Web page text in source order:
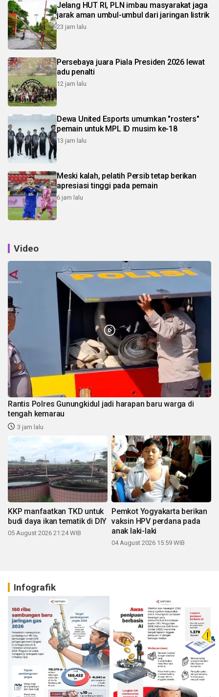
Jelang HUT RI, PLN imbau masyarakat jaga
jarak aman umbul-umbul dari jaringan listrik
23 jam lalu
Persebaya juara Piala Presiden 2026 lewat
adu penalti
12 jam lalu
Dewa United Esports umumkan "rosters"
pemain untuk MPL ID musim ke-18
13 jam lalu
Meski kalah, pelatih Persib tetap berikan
apresiasi tinggi pada pemain
6 jam lalu
Video
Rantis Polres Gunungkidul jadi harapan baru warga di
tengah kemarau
3 jam lalu
KKP manfaatkan TKD untuk
budi daya ikan tematik di DIY
05 August 2026 21:24 WIB
Pemkot Yogyakarta berikan
vaksin HPV perdana pada
anak laki-laki
04 August 2026 15:59 WIB
Infografik